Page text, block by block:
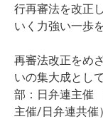
行再審法を改正
いく力強い一歩
再審法改正をめ
いの集大成とし
部：日弁連主催
主催/日弁連共催